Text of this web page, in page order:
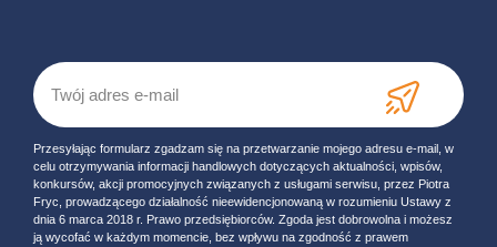
Przesyłając formularz zgadzam się na przetwarzanie mojego adresu e-mail, w
celu otrzymywania informacji handlowych dotyczących aktualności, wpisów,
konkursów, akcji promocyjnych związanych z usługami serwisu, przez Piotra
Fryc, prowadzącego działalność nieewidencjonowaną w rozumieniu Ustawy z
dnia 6 marca 2018 r. Prawo przedsiębiorców. Zgoda jest dobrowolna i możesz
ją wycofać w każdym momencie, bez wpływu na zgodność z prawem